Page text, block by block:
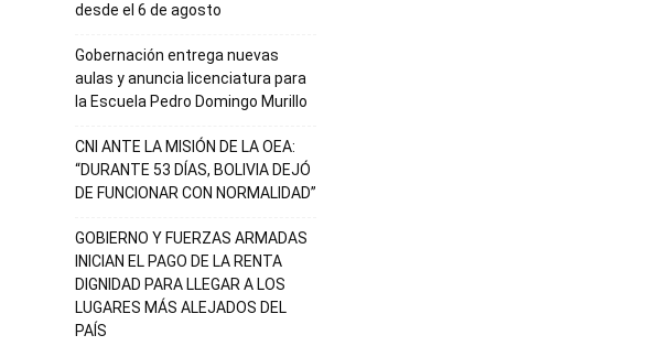
desde el 6 de agosto
Gobernación entrega nuevas
aulas y anuncia licenciatura para
la Escuela Pedro Domingo Murillo
CNI ANTE LA MISIÓN DE LA OEA:
“DURANTE 53 DÍAS, BOLIVIA DEJÓ
DE FUNCIONAR CON NORMALIDAD”
GOBIERNO Y FUERZAS ARMADAS
INICIAN EL PAGO DE LA RENTA
DIGNIDAD PARA LLEGAR A LOS
LUGARES MÁS ALEJADOS DEL
PAÍS